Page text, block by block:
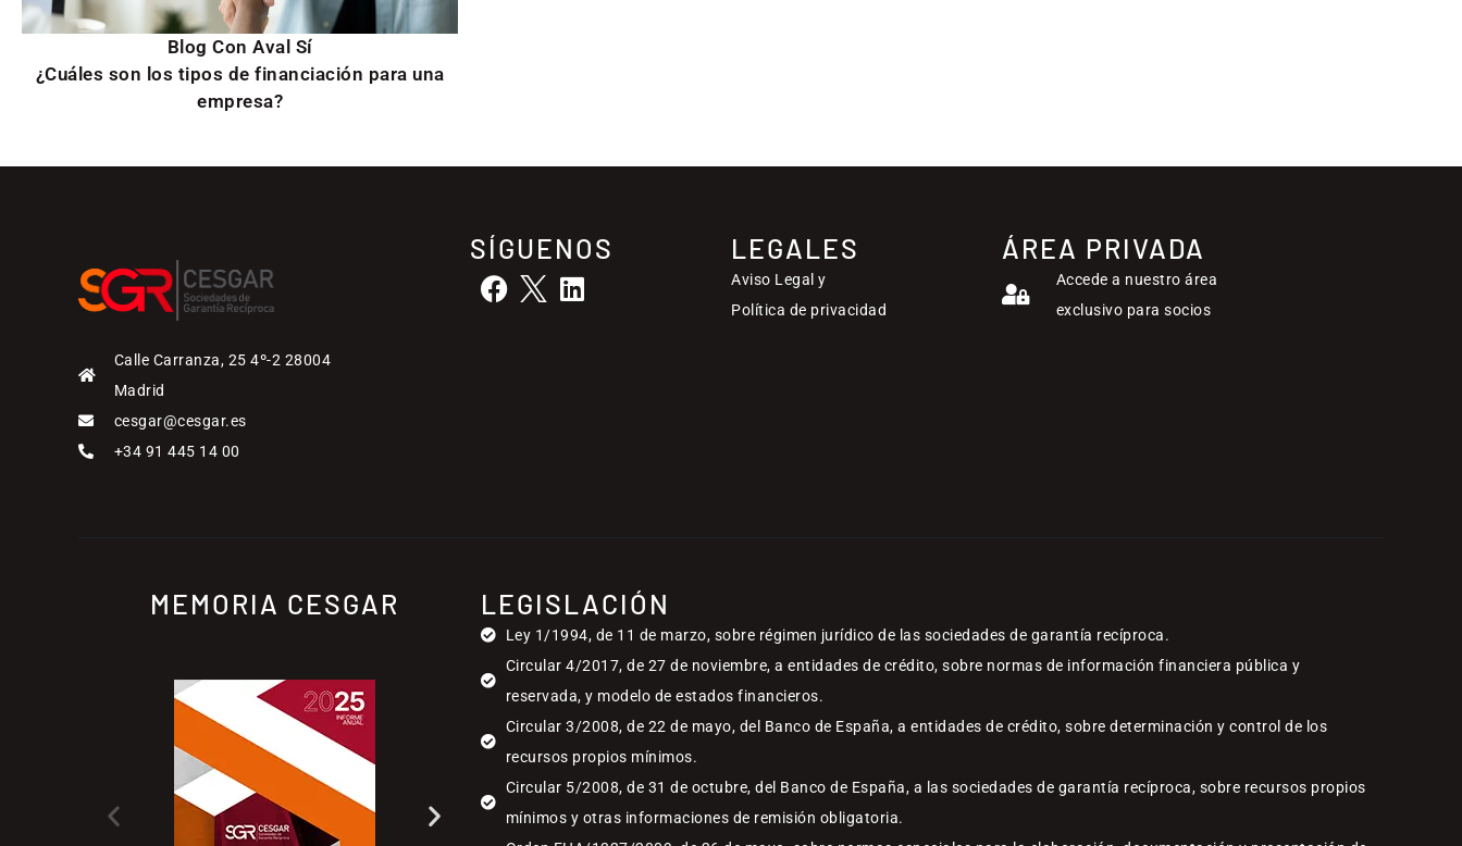
Blog Con Aval Sí
¿Cuáles son los tipos de financiación para una
empresa?
Calle Carranza, 25 4º-2 28004
Madrid
cesgar@cesgar.es
+34 91 445 14 00
SÍGUENOS LEGALES
Aviso Legal y
Política de privacidad
ÁREA PRIVADA
Accede a nuestro área
exclusivo para socios
MEMORIA CESGAR LEGISLACIÓN
Ley 1/1994, de 11 de marzo, sobre régimen jurídico de las sociedades de garantía recíproca.
Circular 4/2017, de 27 de noviembre, a entidades de crédito, sobre normas de información financiera pública y
reservada, y modelo de estados financieros.
Circular 3/2008, de 22 de mayo, del Banco de España, a entidades de crédito, sobre determinación y control de los
recursos propios mínimos.
Circular 5/2008, de 31 de octubre, del Banco de España, a las sociedades de garantía recíproca, sobre recursos propios
mínimos y otras informaciones de remisión obligatoria.